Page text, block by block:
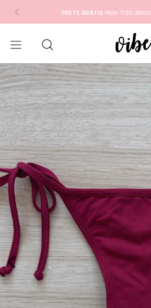
FRETE GRÁTIS PARA TODO